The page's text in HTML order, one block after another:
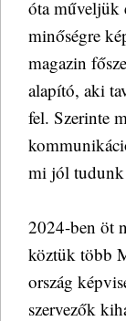
óta műveljük
minőségre
magazin
alapító, aki
fel. Szerinte
mi jól tudunk
2024-ben öt
köztük több
ország
szervezők